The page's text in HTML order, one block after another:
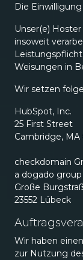
Die
Unser(e)
insoweit
Weisungen in
Wir setzen
HubSpot, Inc.
25 First Street
Cambridge, MA
checkdomain
a dogado
Große
23552 Lübeck
Wir haben
zur Nutzung